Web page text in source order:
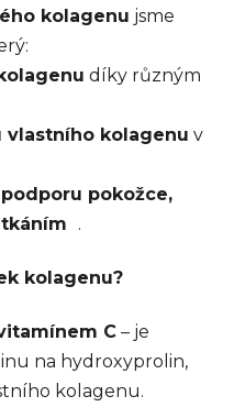
kolagenu jsme
díky různým
vlastního kolagenu v
pokožce,
.
kolagenu?
C – je
na hydroxyprolin,
kolagenu.